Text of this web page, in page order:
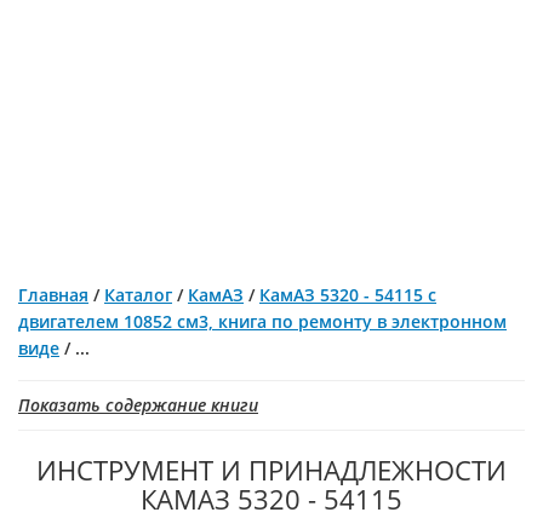
Главная / Каталог / КамАЗ / КамАЗ 5320 - 54115 c
двигателем 10852 см3, книга по ремонту в электронном
виде / ...
Показать содержание книги
ИНСТРУМЕНТ И ПРИНАДЛЕЖНОСТИ
КАМАЗ 5320 - 54115